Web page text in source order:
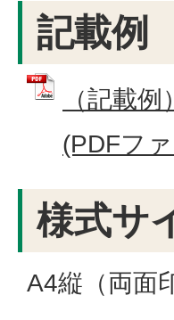
記載例
（記載
(PDFフ
様式サ
A4縦（両面